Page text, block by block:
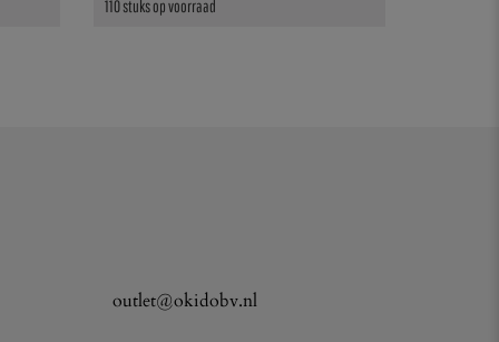
110 stuks op voorraad
outlet@okidobv.nl